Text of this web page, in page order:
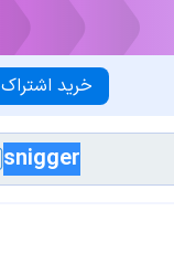
خرید اشتراک